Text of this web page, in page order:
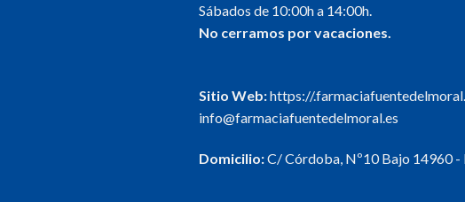
Sábados de 10:00h a 14:00h.
No cerramos por vacaciones.
Sitio Web:https://
info@farmaciafuentedelmoral.es
Domicilio:C/ Córdoba, Nº10 Bajo 14960 -